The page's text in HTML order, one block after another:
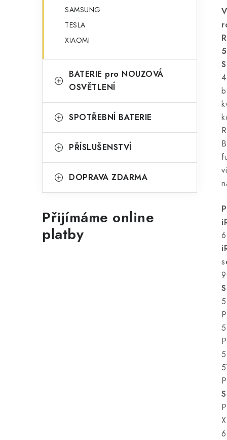
SAMSUNG
TESLA
XIAOMI
BATERIE pro NOUZOVÁ
OSVĚTLENÍ
SPOTŘEBNÍ BATERIE
PŘÍSLUŠENSTVÍ
DOPRAVA ZDARMA
Přijímáme online
platby